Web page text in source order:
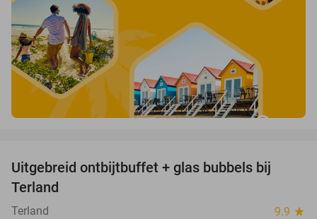
Uitgebreid ontbijtbuffet + glas bubbels bij
Terland
Terland 9.9 star